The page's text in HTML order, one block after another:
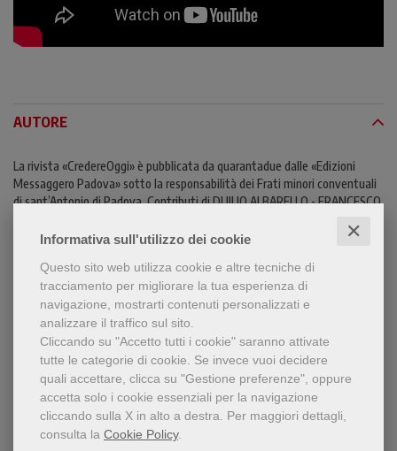
Informativa sull'utilizzo dei cookie ✕
Questo sito web utilizza cookie e altre tecniche di
tracciamento per migliorare la tua esperienza di
navigazione, mostrarti contenuti personalizzati e
analizzare il traffico sul sito.
Cliccando su "Accetto tutti i cookie" saranno attivate
tutte le categorie di cookie. Se invece vuoi decidere
quali accettare, clicca su "Gestione preferenze", oppure
accetta solo i cookie essenziali per la navigazione
cliccando sulla X in alto a destra. Per maggiori dettagli,
consulta la Cookie Policy.
AUTORE
La rivista «CredereOggi» è pubblicata da quarantadue dalle «Edizioni
Messaggero Padova» sotto la responsabilità dei Frati minori conventuali
di sant’Antonio di Padova. Contributi di DUILIO ALBARELLO - FRANCESCO
GRILLO - LUCA MAZZINGHI - SIMONE MORANDINI - ENZO PACE - GIULIO
LEGGI UN ESTRATTO
CONTENUTI
Condividi